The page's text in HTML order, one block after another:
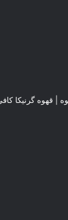
| قهوه گرنیکا